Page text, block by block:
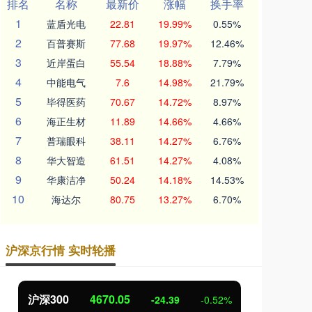
排名
名称 最新价 涨幅
换手率
1
蓝盾光电 22.81 19.99% 0.55%
2 百普赛斯 77.68 19.97% 12.46%
3 近岸蛋白 55.54 18.88% 7.79%
4 中能电气 7.6 14.98% 21.79%
5 毕得医药 70.67 14.72% 8.97%
6 海正生材 11.89 14.66% 4.66%
7 普瑞眼科 38.11 14.27% 6.76%
8 华大智造 61.51 14.27% 4.08%
9 华康洁净 50.24 14.18% 14.53%
10 海达尔 80.75 13.27% 6.70%
沪深京行情 实时轮播
北证50 1125.45 -8.79 -0.78%